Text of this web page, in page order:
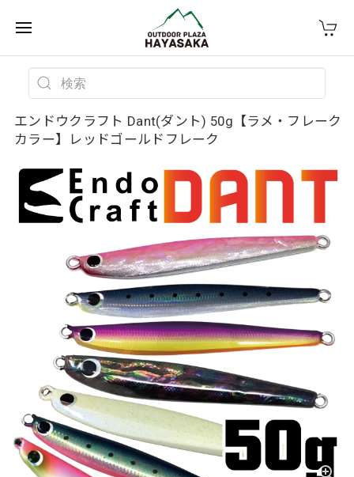
エンドウクラフト Dant(ダント) 50g【ラメ・フレーク
カラー】レッドゴールドフレーク